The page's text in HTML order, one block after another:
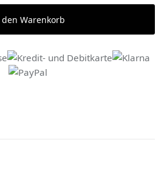
Warenkorb